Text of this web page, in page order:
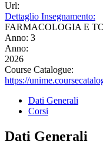
Url:
Dettaglio Insegnamento:
FARMACOLOGIA E
Anno: 3
Anno:
2026
Course Catalogue:
https://
Dati Generali
Corsi
Dati Generali